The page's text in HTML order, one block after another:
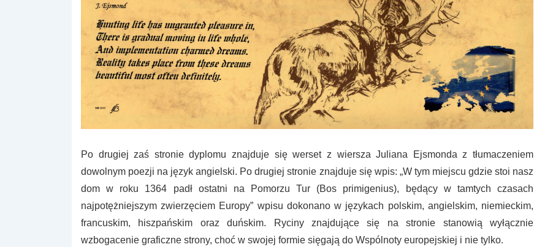
Po drugiej zaś stronie dyplomu znajduje się werset z wiersza Juliana Ejsmonda z tłumaczeniem
dowolnym poezji na język angielski. Po drugiej stronie znajduje się wpis: „W tym miejscu gdzie stoi nasz
dom w roku 1364 padł ostatni na Pomorzu Tur (Bos primigenius), będący w tamtych czasach
najpotężniejszym zwierzęciem Europy” wpisu dokonano w językach polskim, angielskim, niemieckim,
francuskim, hiszpańskim oraz duńskim. Ryciny znajdujące się na stronie stanowią wyłącznie
wzbogacenie graficzne strony, choć w swojej formie sięgają do Wspólnoty europejskiej i nie tylko.